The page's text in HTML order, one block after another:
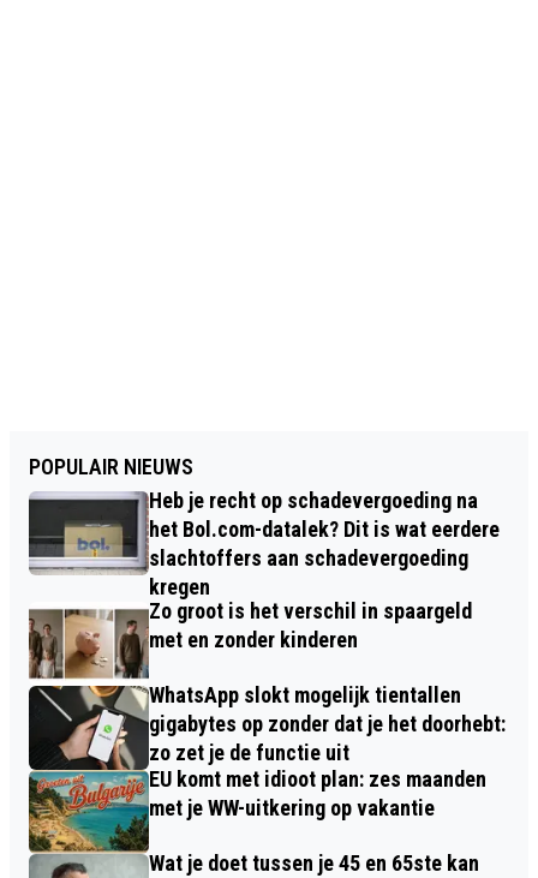
POPULAIR NIEUWS
Heb je recht op schadevergoeding na
het Bol.com-datalek? Dit is wat eerdere
slachtoffers aan schadevergoeding
kregen
Zo groot is het verschil in spaargeld
met en zonder kinderen
WhatsApp slokt mogelijk tientallen
gigabytes op zonder dat je het doorhebt:
zo zet je de functie uit
EU komt met idioot plan: zes maanden
met je WW-uitkering op vakantie
Wat je doet tussen je 45 en 65ste kan